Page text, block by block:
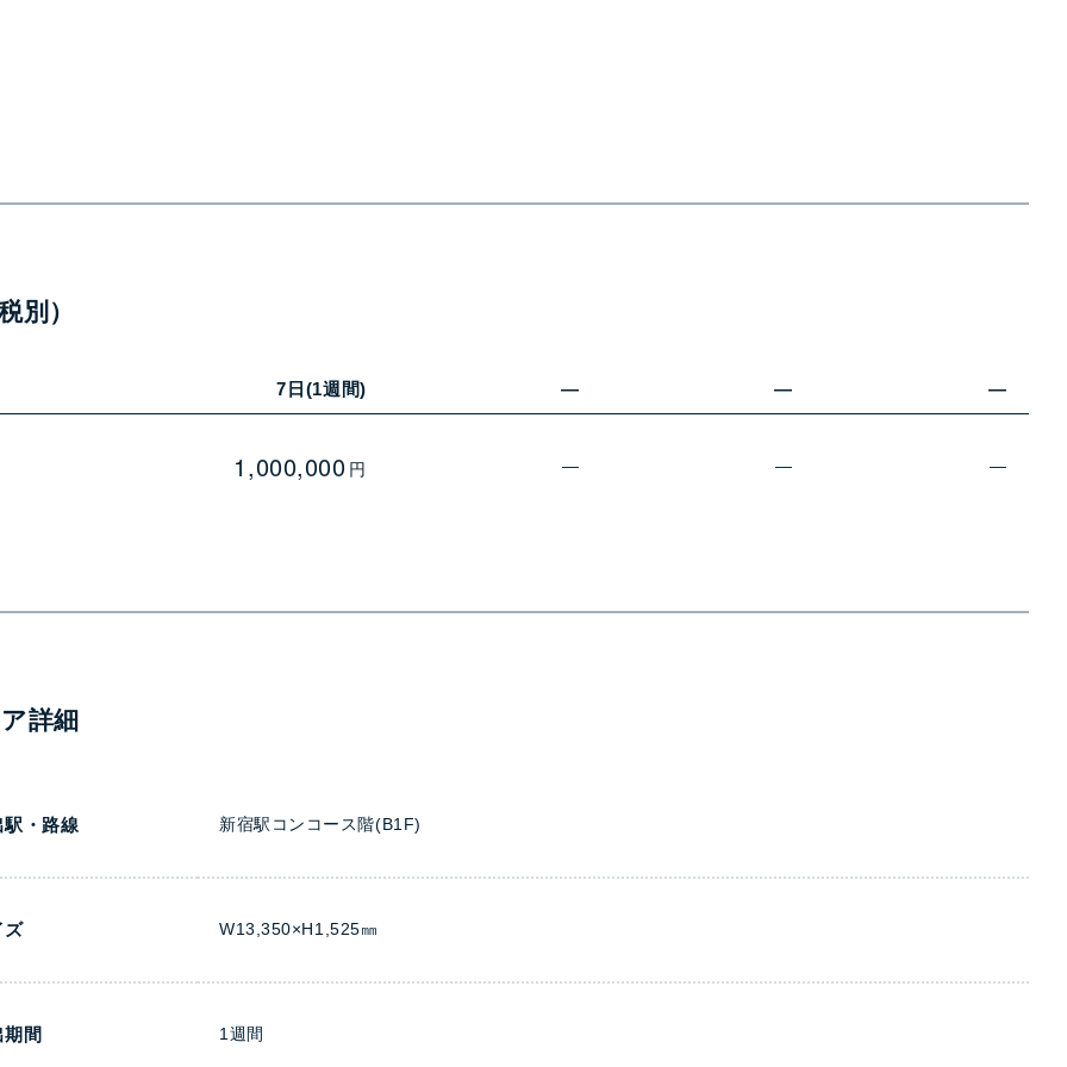
別）
7日(1週間) — — —
1,000,000 円 — — —
詳細
駅・路線 新宿駅コンコース階(B1F)
ズ W13,350×H1,525㎜
間 1週間